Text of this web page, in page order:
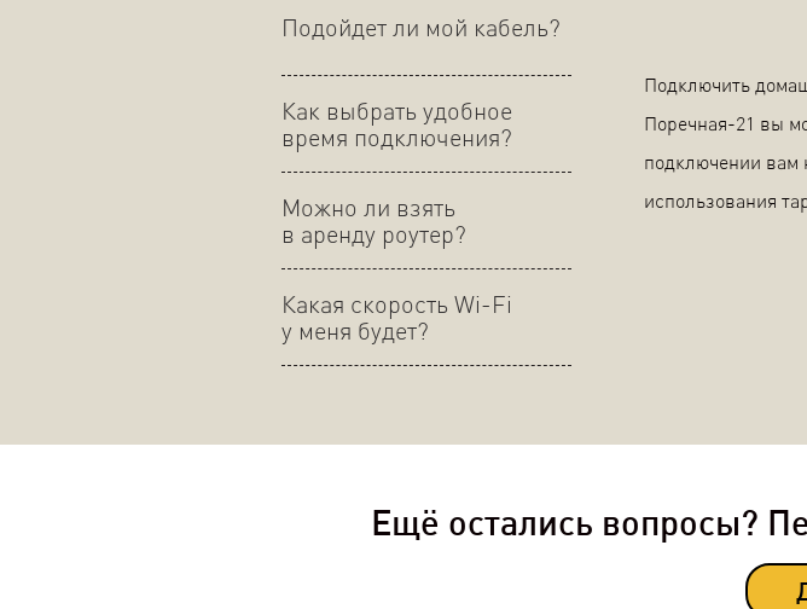
Подойдет ли мой кабель?
Как выбрать удобное
время подключения?
Можно ли взять
в аренду роутер?
Какая скорость Wi-Fi
у меня будет?
Подключить
Поречная-21 вы
подключении вам
использования
Ещё остались вопросы?